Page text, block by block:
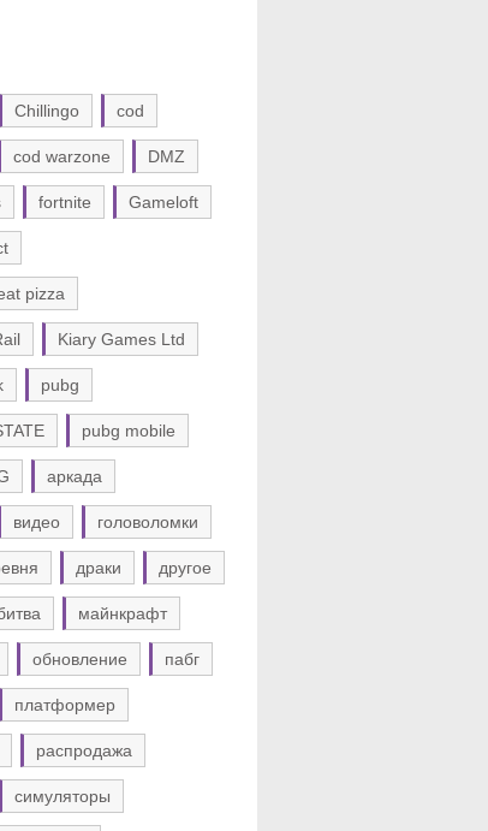
Chillingo cod
cod warzone DMZ
fortnite Gameloft
pizza
Kiary Games Ltd
pubg
pubg mobile
аркада
видео головоломки
драки другое
майнкрафт
обновление пабг
платформер
распродажа
симуляторы